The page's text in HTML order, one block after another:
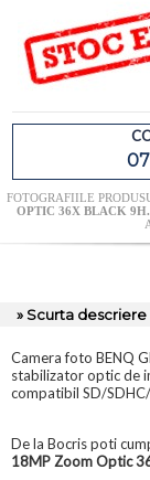
FOTOGRAFIILE
OPTIC 36X BLACK
» Scurta descriere
Camera foto BENQ
stabilizator optic de
compatibil SD/
De la Bocris poti
18MP Zoom Optic